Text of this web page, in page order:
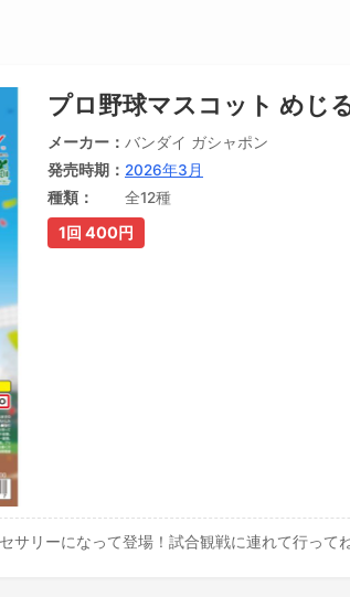
プロ野球マスコット めじ
メーカー
バンダイ ガシャポン
発売時期
2026年3月
種類
全12種
1回 400円
サリーになって登場！試合観戦に連れて行って